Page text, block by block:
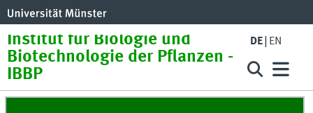
Institut für Biologie und
Biotechnologie der Pflanzen -
IBBP
DE EN